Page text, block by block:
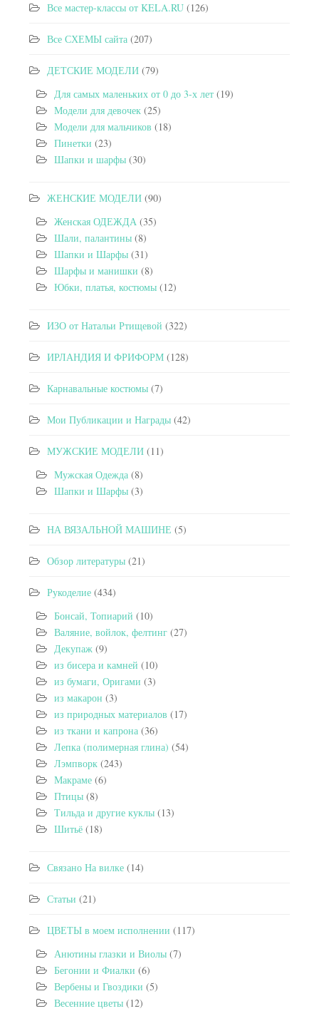
Все мастер-классы от KELA.RU (126)
Все СХЕМЫ сайта (207)
ДЕТСКИЕ МОДЕЛИ (79)
Для самых маленьких от 0 до 3-х лет (19)
Модели для девочек (25)
Модели для мальчиков (18)
Пинетки (23)
Шапки и шарфы (30)
ЖЕНСКИЕ МОДЕЛИ (90)
Женская ОДЕЖДА (35)
Шали, палантины (8)
Шапки и Шарфы (31)
Шарфы и манишки (8)
Юбки, платья, костюмы (12)
ИЗО от Натальи Ртищевой (322)
ИРЛАНДИЯ И ФРИФОРМ (128)
Карнавальные костюмы (7)
Мои Публикации и Награды (42)
МУЖСКИЕ МОДЕЛИ (11)
Мужская Одежда (8)
Шапки и Шарфы (3)
НА ВЯЗАЛЬНОЙ МАШИНЕ (5)
Обзор литературы (21)
Рукоделие (434)
Бонсай, Топиарий (10)
Валяние, войлок, фелтинг (27)
Декупаж (9)
из бисера и камней (10)
из бумаги, Оригами (3)
из макарон (3)
из природных материалов (17)
из ткани и капрона (36)
Лепка (полимерная глина) (54)
Лэмпворк (243)
Макраме (6)
Птицы (8)
Тильда и другие куклы (13)
Шитьё (18)
Связано На вилке (14)
Статьи (21)
ЦВЕТЫ в моем исполнении (117)
Анютины глазки и Виолы (7)
Бегонии и Фиалки (6)
Вербены и Гвоздики (5)
Весенние цветы (12)